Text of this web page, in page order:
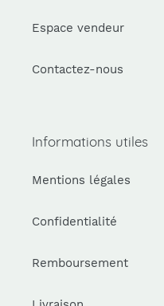
Espace vendeur
Contactez-nous
Informations utiles
Mentions légales
Confidentialité
Remboursement